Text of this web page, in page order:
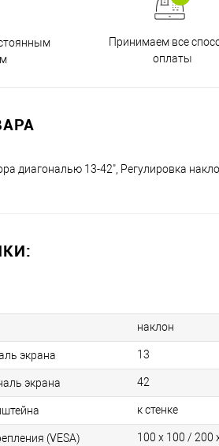
Принимаем все
оплаты
диагональю 13-42", Регулировка
наклон
экрана 13
экрана 42
к стенке
(VESA)
100 х 100 / 200